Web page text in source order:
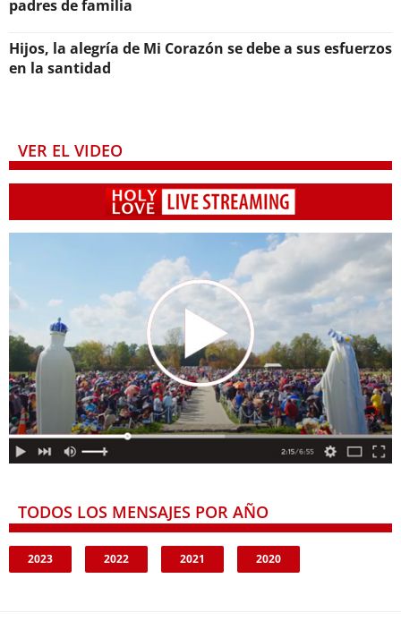
padres de familia
Hijos, la alegría de Mi Corazón se debe a sus esfuerzos
en la santidad
VER EL VIDEO
TODOS LOS MENSAJES POR AÑO
2023 2022 2021 2020